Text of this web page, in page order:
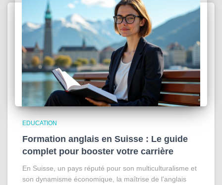
EDUCATION
Formation anglais en Suisse : Le guide
complet pour booster votre carrière
En Suisse, un pays réputé pour son multiculturalisme et
son dynamisme économique, la maîtrise de l’anglais